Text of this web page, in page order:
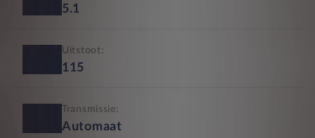
5.1
Uitstoot:
115
Transmissie:
Automaat